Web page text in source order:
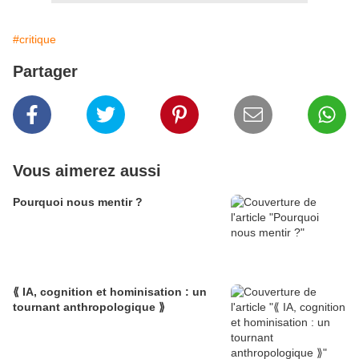
#critique
Partager
Vous aimerez aussi
Pourquoi nous mentir ?
⟪ IA, cognition et hominisation : un
tournant anthropologique ⟫